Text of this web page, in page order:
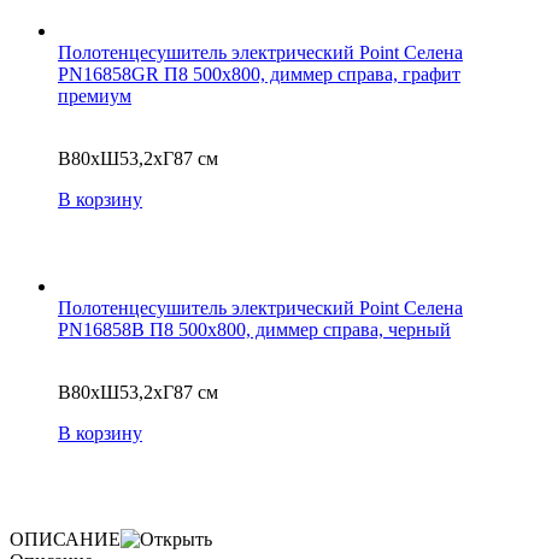
Полотенцесушитель электрический Point Селена
PN16858GR П8 500x800, диммер справа, графит
премиум
В80xШ53,2xГ87 см
В корзину
Полотенцесушитель электрический Point Селена
PN16858B П8 500x800, диммер справа, черный
В80xШ53,2xГ87 см
В корзину
ОПИСАНИЕ